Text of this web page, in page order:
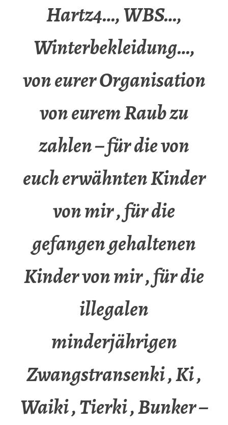
Hartz4…, WBS…,
Winterbekleidung…,
von eurer Organisation
von eurem Raub zu
zahlen – für die von
euch erwähnten Kinder
von mir , für die
gefangen gehaltenen
Kinder von mir , für die
illegalen
minderjährigen
Zwangstransenki , Ki ,
Waiki , Tierki , Bunker –